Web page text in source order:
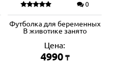
0
Футболка для беременных
В животике занято
Цена:
4990 ₸